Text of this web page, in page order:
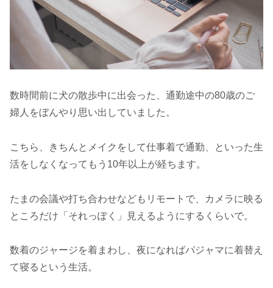
数時間前に犬の散歩中に出会った、通勤途中の80歳のご
婦人をぼんやり思い出していました。
こちら、きちんとメイクをして仕事着で通勤、といった生
活をしなくなってもう10年以上が経ちます。
たまの会議や打ち合わせなどもリモートで、カメラに映る
ところだけ「それっぽく」見えるようにするくらいで。
数着のジャージを着まわし、夜になればパジャマに着替え
て寝るという生活。